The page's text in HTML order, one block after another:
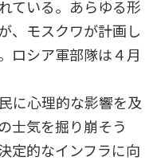
ている。あらゆる形
、モスクワが計画し
ロシア軍部隊は４月
に心理的な影響を及
士気を掘り崩そう
定的なインフラに向